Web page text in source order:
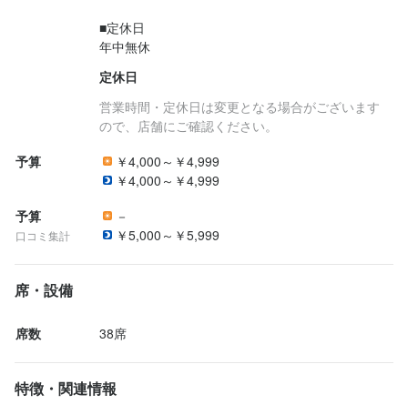
■定休日
年中無休
定休日
営業時間・定休日は変更となる場合がございます
ので、店舗にご確認ください。
予算
￥4,000～￥4,999
￥4,000～￥4,999
予算
口コミ集計
－
￥5,000～￥5,999
席・設備
席数 38席
特徴・関連情報